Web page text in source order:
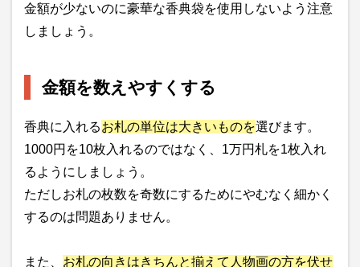
金額が少ないのに豪華な香典袋を使用しないよう注意
しましょう。
金額を数えやすくする
香典に入れるお札の単位は大きいものを選びます。
1000円を10枚入れるのではなく、1万円札を1枚入れ
るようにしましょう。
ただしお札の枚数を奇数にするためにやむなく細かく
するのは問題ありません。
また、 お札の向きはきちんと揃えて人物画の方を伏せ